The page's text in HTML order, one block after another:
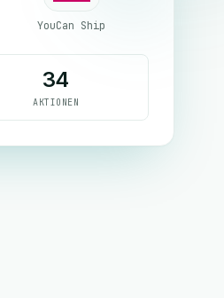
YouCan Ship
34
AKTIONEN